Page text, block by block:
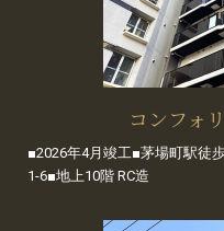
コンフォ
■2026年4月竣工■茅場町駅徒
1-6■地上10階 RC造